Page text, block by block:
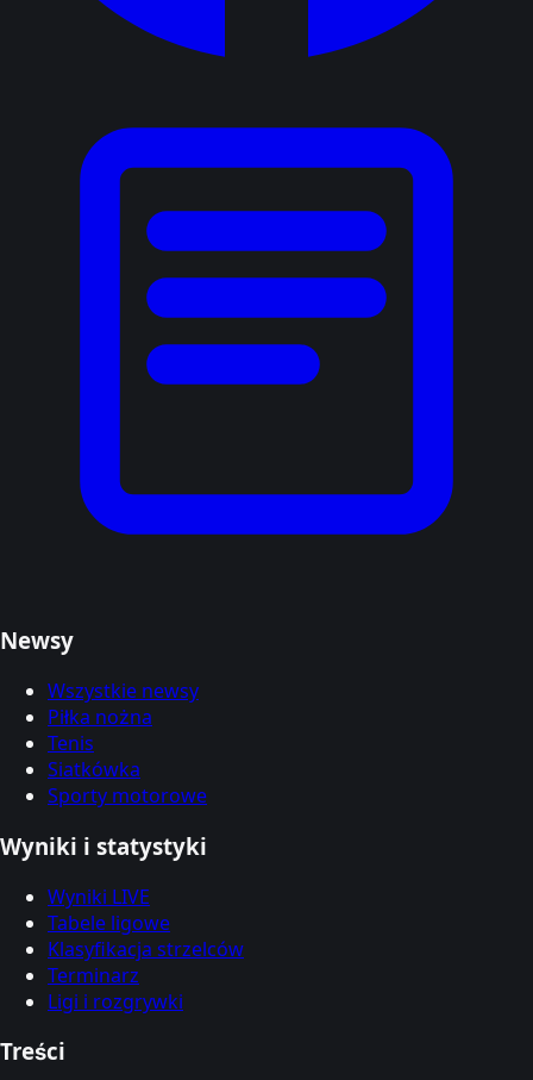
Newsy
Wszystkie newsy
Piłka nożna
Tenis
Siatkówka
Sporty motorowe
Wyniki i statystyki
Wyniki LIVE
Tabele ligowe
Klasyfikacja strzelców
Terminarz
Ligi i rozgrywki
Treści